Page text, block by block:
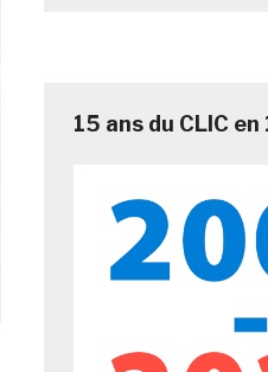
15 ans du CLIC